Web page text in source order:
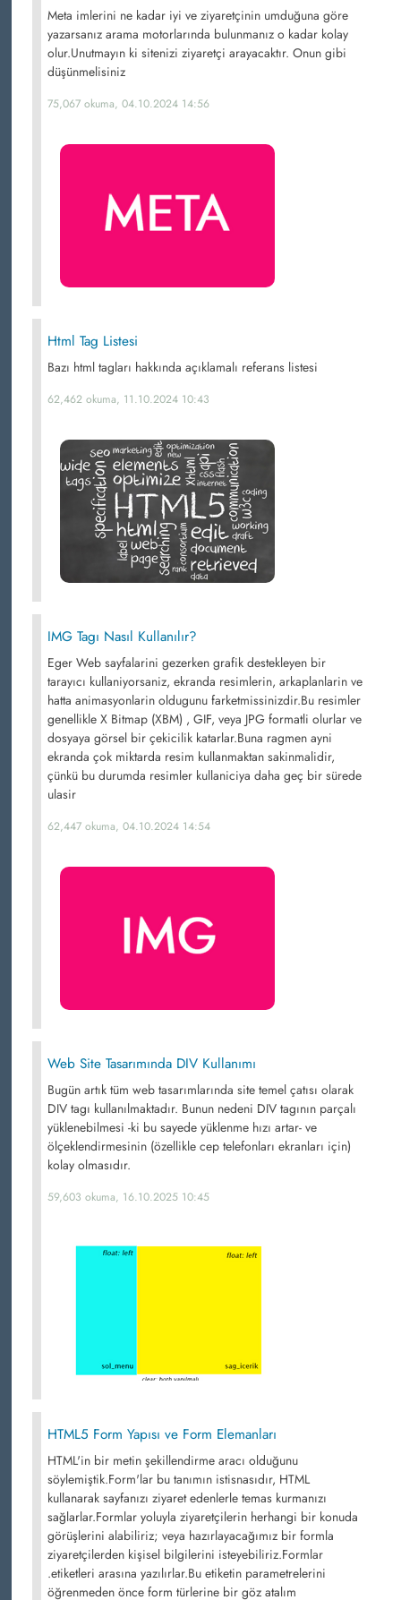
Meta imlerini ne kadar iyi ve ziyaretçinin umduğuna göre
yazarsanız arama motorlarında bulunmanız o kadar kolay
olur.Unutmayın ki sitenizi ziyaretçi arayacaktır. Onun gibi
düşünmelisiniz
75,067 okuma, 04.10.2024 14:56
Html Tag Listesi
Bazı html tagları hakkında açıklamalı referans listesi
62,462 okuma, 11.10.2024 10:43
IMG Tagı Nasıl Kullanılır?
Eger Web sayfalarini gezerken grafik destekleyen bir
tarayıcı kullaniyorsaniz, ekranda resimlerin, arkaplanlarin ve
hatta animasyonlarin oldugunu farketmissinizdir.Bu resimler
genellikle X Bitmap (XBM) , GIF, veya JPG formatli olurlar ve
dosyaya görsel bir çekicilik katarlar.Buna ragmen ayni
ekranda çok miktarda resim kullanmaktan sakinmalidir,
çünkü bu durumda resimler kullaniciya daha geç bir sürede
ulasir
62,447 okuma, 04.10.2024 14:54
Web Site Tasarımında DIV Kullanımı
Bugün artık tüm web tasarımlarında site temel çatısı olarak
DIV tagı kullanılmaktadır. Bunun nedeni DIV tagının parçalı
yüklenebilmesi -ki bu sayede yüklenme hızı artar- ve
ölçeklendirmesinin (özellikle cep telefonları ekranları için)
kolay olmasıdır.
59,603 okuma, 16.10.2025 10:45
HTML5 Form Yapısı ve Form Elemanları
HTML'in bir metin şekillendirme aracı olduğunu
söylemiştik.Form'lar bu tanımın istisnasıdır, HTML
kullanarak sayfanızı ziyaret edenlerle temas kurmanızı
sağlarlar.Formlar yoluyla ziyaretçilerin herhangi bir konuda
görüşlerini alabiliriz; veya hazırlayacağımız bir formla
ziyaretçilerden kişisel bilgilerini isteyebiliriz.Formlar
.etiketleri arasına yazılırlar.Bu etiketin parametrelerini
öğrenmeden önce form türlerine bir göz atalım